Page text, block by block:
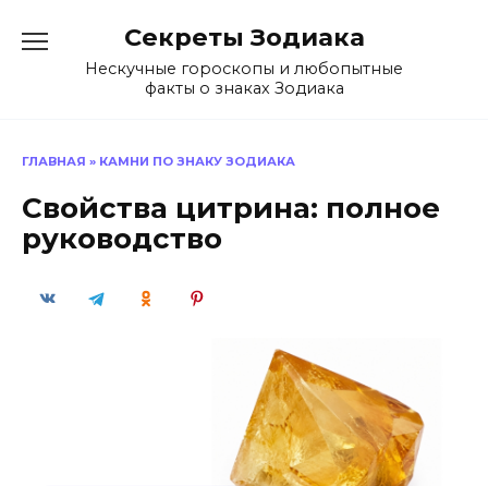
содержанию
Секреты Зодиака
Нескучные гороскопы и любопытные
факты о знаках Зодиака
ГЛАВНАЯ » КАМНИ ПО ЗНАКУ ЗОДИАКА
Свойства цитрина: полное
руководство